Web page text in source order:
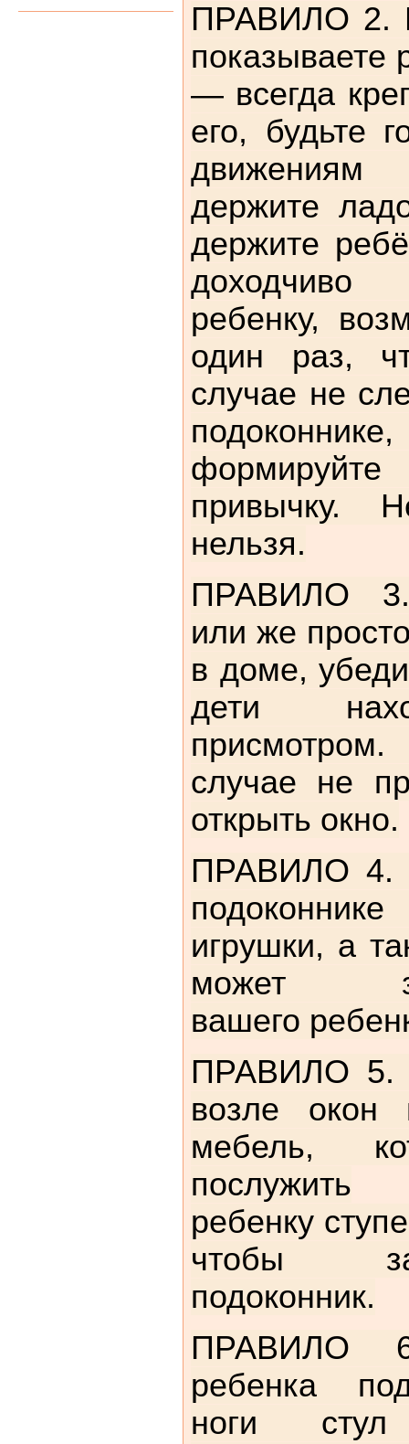
ПРАВИЛО 2.
показываете
— всегда
его, будьте
держите
держите
ребенку,
один раз,
случае не
привычку.
нельзя.
ПРАВИЛО 3.
или же
в доме,
дети
случае не
открыть окно.
ПРАВИЛО 4.
игрушки, а
может
вашего
ПРАВИЛО 5.
возле окон
мебель,
послужить
ребенку
чтобы
подоконник.
ПРАВИЛО
ребенка
ноги